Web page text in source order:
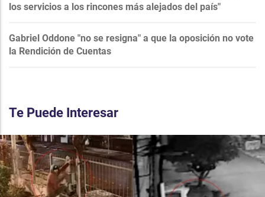
los servicios a los rincones más alejados del país"
Gabriel Oddone "no se resigna" a que la oposición no vote
la Rendición de Cuentas
Te Puede Interesar